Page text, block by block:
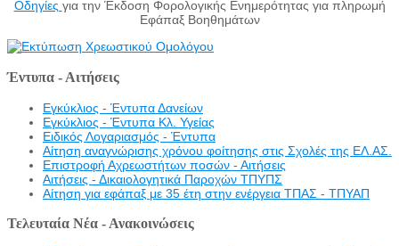
Οδηγίες για την Έκδοση Φορολογικής Ενημερότητας για πληρωμή
Εφάπαξ Βοηθημάτων
Έντυπα - Αιτήσεις
Εγκύκλιος - Έντυπα Δανείων
Εγκύκλιος - Έντυπα Κλ. Υγείας
Eιδικός Λογαριασμός - Έντυπα
Αίτηση αναγνώρισης χρόνου φοίτησης στις Σχολές της ΕΛ.ΑΣ.
Επιστροφή Αχρεωστήτων ποσών - Αιτήσεις
Αιτήσεις - Δικαιολογητικά Παροχών ΤΠΥΠΣ
Αίτηση για εφάπαξ με 35 έτη στην ενέργεια ΤΠΑΣ - ΤΠΥΑΠ
Τελευταία Νέα - Ανακοινώσεις